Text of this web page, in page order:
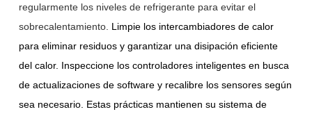
regularmente los niveles de refrigerante para evitar el
sobrecalentamiento. Limpie los intercambiadores de calor
para eliminar residuos y garantizar una disipación eficiente
del calor. Inspeccione los controladores inteligentes en busca
de actualizaciones de software y recalibre los sensores según
sea necesario. Estas prácticas mantienen su sistema de